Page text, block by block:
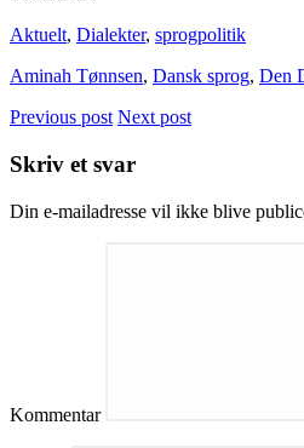
Aktuelt, Dialekter, sprogpolitik
Aminah Tønnsen, Dansk sprog, Den
Previous post Next post
Skriv et svar
Din e-mailadresse vil ikke blive
Kommentar